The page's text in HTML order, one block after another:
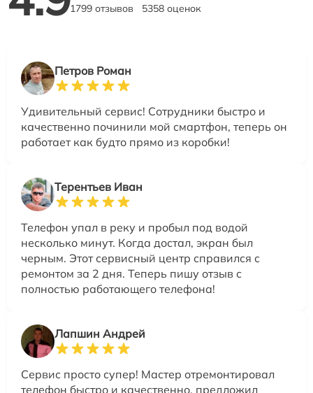
1799 отзывов 5358 оценок
Петров Роман
Удивительный сервис! Сотрудники быстро и
качественно починили мой смартфон, теперь он
работает как будто прямо из коробки!
Терентьев Иван
Телефон упал в реку и пробыл под водой
несколько минут. Когда достал, экран был
черным. Этот сервисный центр справился с
ремонтом за 2 дня. Теперь пишу отзыв с
полностью работающего телефона!
Лапшин Андрей
Сервис просто супер! Мастер отремонтировал
телефон быстро и качественно, предложил